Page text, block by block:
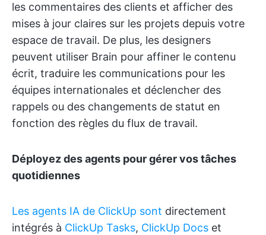
les commentaires des clients et afficher des
mises à jour claires sur les projets depuis votre
espace de travail. De plus, les designers
peuvent utiliser Brain pour affiner le contenu
écrit, traduire les communications pour les
équipes internationales et déclencher des
rappels ou des changements de statut en
fonction des règles du flux de travail.
Déployez des agents pour gérer vos tâches
quotidiennes
Les agents IA de ClickUp sont directement
intégrés à ClickUp Tasks, ClickUp Docs et